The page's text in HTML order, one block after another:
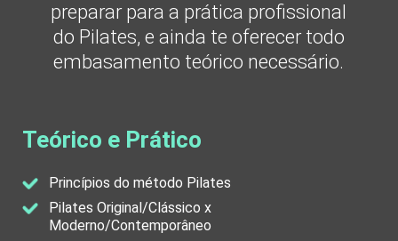
preparar para a prática profissional
do Pilates, e ainda te oferecer todo
embasamento teórico necessário.
Teórico e Prático
Princípios do método Pilates
Pilates Original/Clássico x
Moderno/Contemporâneo